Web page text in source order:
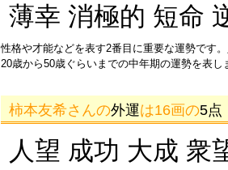
薄幸 消極的 短命
性格や才能などを表す2番目に重要な運勢です
20歳から50歳ぐらいまでの中年期の運勢を表し
柿本友希さんの外運は16画の5点
人望 成功 大成 衆